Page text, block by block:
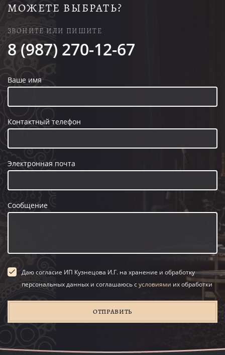
МОЖЕТЕ ВЫБРАТЬ?
ЗВОНИТЕ ИЛИ ПИШИТЕ
8 (987) 270-12-67
Ваше имя
Контактный телефон
Электронная почта
Сообщение
Даю согласие ИП Кузнецова И.Г. на хранение и обработку
персональных данных и соглашаюсь сусловиями их обработки
ОТПРАВИТЬ